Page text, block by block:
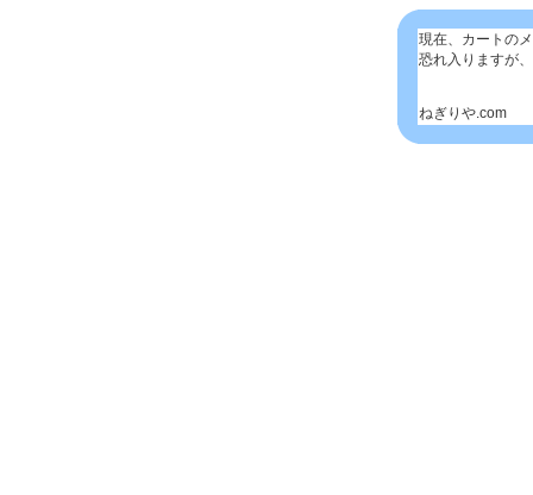
現在、カートの
恐れ入りますが
ねぎりや.com